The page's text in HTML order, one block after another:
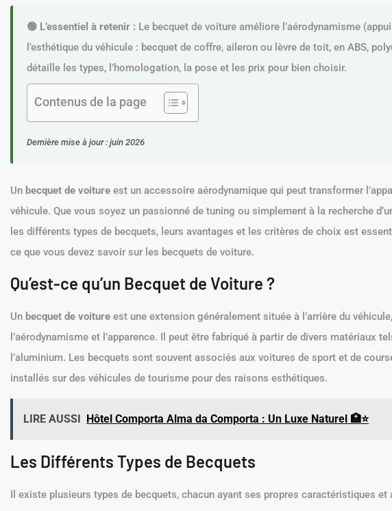
🟢 L’essentiel à retenir : Le becquet de voiture améliore l’aérodynamisme
l’esthétique du véhicule : becquet de coffre, aileron ou lèvre de toit, en ABS,
détaille les types, l’homologation, la pose et les prix pour bien choisir.
Contenus de la page
Dernière mise à jour : juin 2026
Un becquet de voiture est un accessoire aérodynamique qui peut transformer
véhicule. Que vous soyez un passionné de tuning ou simplement à la recherche
les différents types de becquets, leurs avantages et les critères de choix est
ce que vous devez savoir sur les becquets de voiture.
Qu’est-ce qu’un Becquet de Voiture ?
Un becquet de voiture est une extension généralement située à l’arrière du
l’aérodynamisme et l’apparence. Il peut être fabriqué à partir de divers matériaux
l’aluminium. Les becquets sont souvent associés aux voitures de sport et de
installés sur des véhicules de tourisme pour des raisons esthétiques.
LIRE AUSSI Hôtel Comporta Alma da Comporta : Un Luxe Naturel 🏥⭐️
Les Différents Types de Becquets
Il existe plusieurs types de becquets, chacun ayant ses propres caractéristiques et